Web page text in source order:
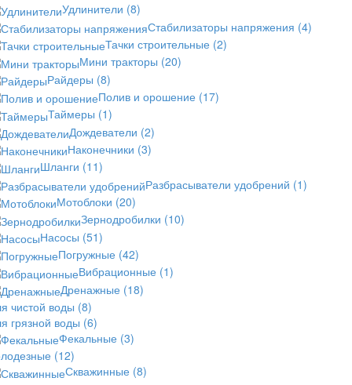
Удлинители (8)
Стабилизаторы напряжения (4)
Тачки строительные (2)
Мини тракторы (20)
Райдеры (8)
Полив и орошение (17)
Таймеры (1)
Дождеватели (2)
Наконечники (3)
Шланги (11)
Разбрасыватели удобрений (1)
Мотоблоки (20)
Зернодробилки (10)
Насосы (51)
Погружные (42)
Вибрационные (1)
Дренажные (18)
чистой воды (8)
грязной воды (6)
Фекальные (3)
(12)
Скважинные (8)